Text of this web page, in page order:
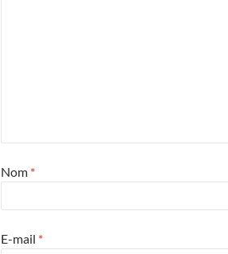
Nom *
E-mail *